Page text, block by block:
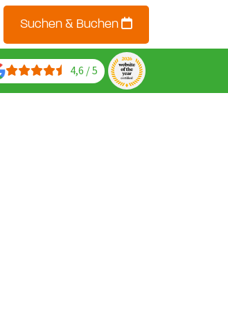
Suchen & Buchen
4,6 / 5